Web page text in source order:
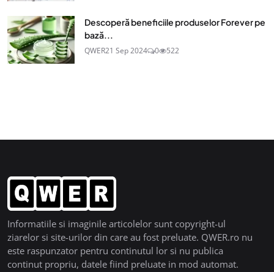
Descoperă beneficiile produselor Forever pe
bază...
QWER21 Sep 2024 0 522
Informatiile si imaginile articolelor sunt copyright-ul
ziarelor si site-urilor din care au fost preluate. QWER.ro nu
este raspunzator pentru continutul lor si nu publica
continut propriu, datele fiind preluate in mod automat.